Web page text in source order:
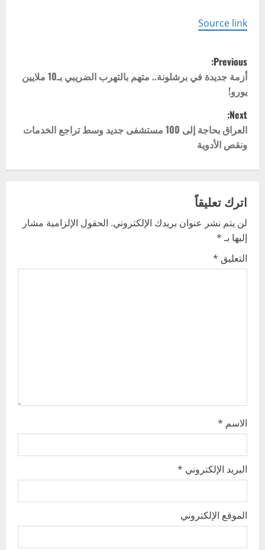
Source link
P
o
s
t
n
v
i
g
Previous:
أزمة جديدة في برشلونة.. متهم بالتهرب الضريبي بـ10 ملايين
يورو!
Next:
العراق بحاجة إلى 100 مستشفى جديد وسط تراجع الخدمات
ونقص الأدوية
اترك تعليقاً
لن يتم نشر عنوان بريدك الإلكتروني. الحقول الإلزامية مشار
إليها بـ*
التعليق *
الاسم *
البريد الإلكتروني *
الموقع الإلكتروني